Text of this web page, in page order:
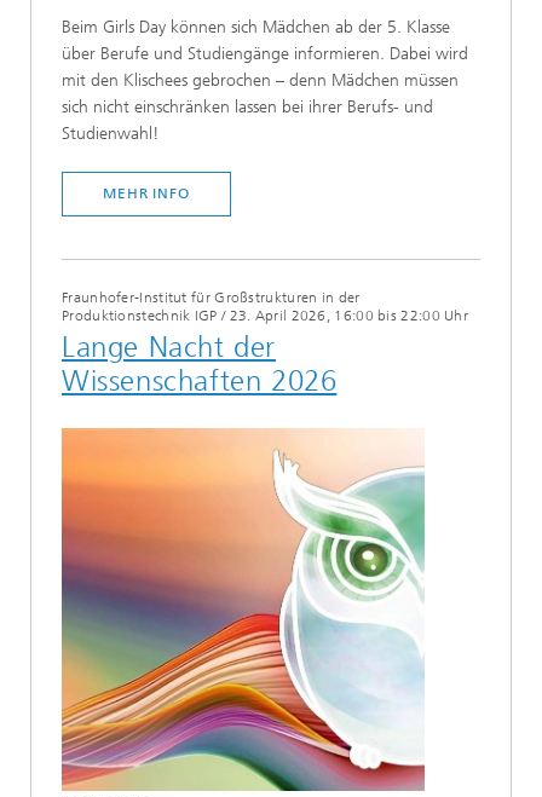
Beim Girls Day können sich Mädchen ab der 5. Klasse
über Berufe und Studiengänge informieren. Dabei wird
mit den Klischees gebrochen – denn Mädchen müssen
sich nicht einschränken lassen bei ihrer Berufs- und
Studienwahl!
MEHR INFO
Fraunhofer-Institut für Großstrukturen in der
Produktionstechnik IGP / 23. April 2026, 16:00 bis 22:00 Uhr
Lange Nacht der
Wissenschaften 2026